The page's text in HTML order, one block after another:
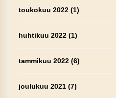
toukokuu 2022(1)
huhtikuu 2022(1)
tammikuu 2022(6)
joulukuu 2021(7)